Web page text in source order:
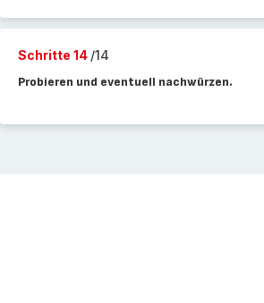
Schritte 14 /14
Probieren und eventuell nachwürzen.